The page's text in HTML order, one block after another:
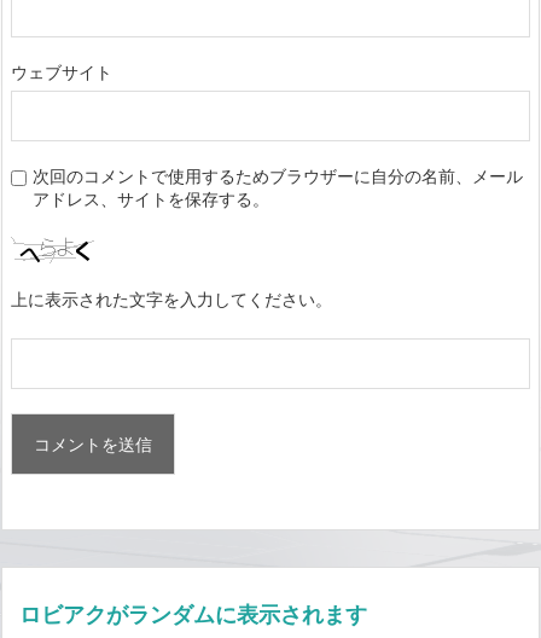
ウェブサイト
次回のコメントで使用するためブラウザーに自分の名前、メール
アドレス、サイトを保存する。
上に表示された文字を入力してください。
ロビアクがランダムに表示されます